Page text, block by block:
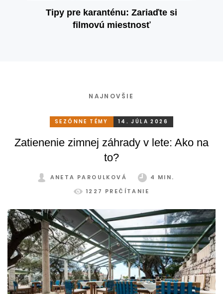
Tipy pre karanténu: Zariaďte si
filmovú miestnosť
NAJNOVŠIE
SEZÓNNE TÉMY 14. JÚLA 2026
Zatienenie zimnej záhrady v lete: Ako na
to?
ANETA PAROULKOVÁ
4 MIN.
1227 PREČÍTANIE